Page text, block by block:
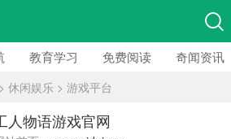
教育学习 免费阅读 奇闻资讯
> 休闲娱乐 > 游戏平台
人物语游戏官网